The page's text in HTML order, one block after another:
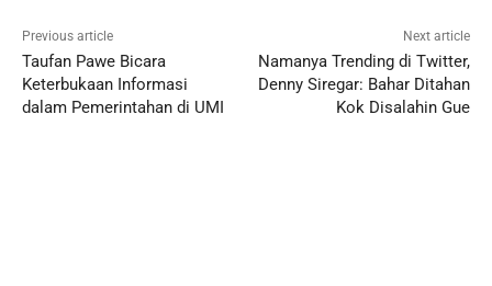
Previous article
Taufan Pawe Bicara
Keterbukaan Informasi
dalam Pemerintahan di UMI
Next article
Namanya Trending di Twitter,
Denny Siregar: Bahar Ditahan
Kok Disalahin Gue